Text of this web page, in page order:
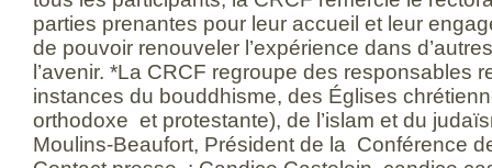
parties prenantes pour leur accueil et leur
de pouvoir renouveler l’expérience dans
l’avenir. *La CRCF regroupe des responsables
instances du bouddhisme, des Églises
orthodoxe et protestante), de l’islam et du
Moulins-Beaufort, Président de la Conférence